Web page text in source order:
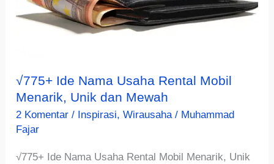
√775+ Ide Nama Usaha Rental Mobil
Menarik, Unik dan Mewah
2 Komentar / Inspirasi,Wirausaha/ Muhammad
Fajar
√775+ Ide Nama Usaha Rental Mobil Menarik, Unik